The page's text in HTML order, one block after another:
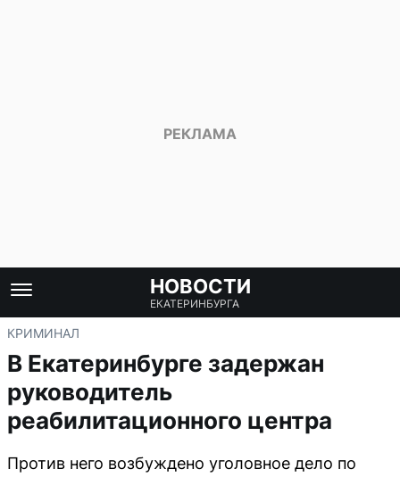
НОВОСТИ
ЕКАТЕРИНБУРГА
КРИМИНАЛ
В Екатеринбурге задержан
руководитель
реабилитационного центра
Против него возбуждено уголовное дело по